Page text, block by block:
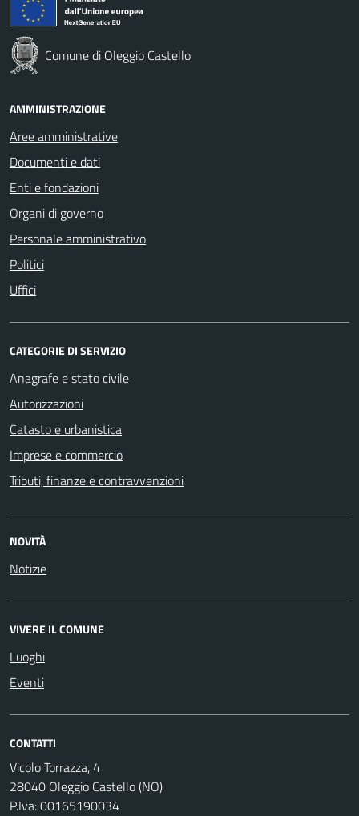
Comune di Oleggio Castello
AMMINISTRAZIONE
Aree amministrative
Documenti e dati
Enti e fondazioni
Organi di governo
Personale amministrativo
Politici
Uffici
CATEGORIE DI SERVIZIO
Anagrafe e stato civile
Autorizzazioni
Catasto e urbanistica
Imprese e commercio
Tributi, finanze e contravvenzioni
NOVITÀ
Notizie
VIVERE IL COMUNE
Luoghi
Eventi
CONTATTI
Vicolo Torrazza, 4
28040 Oleggio Castello (NO)
P.Iva: 00165190034